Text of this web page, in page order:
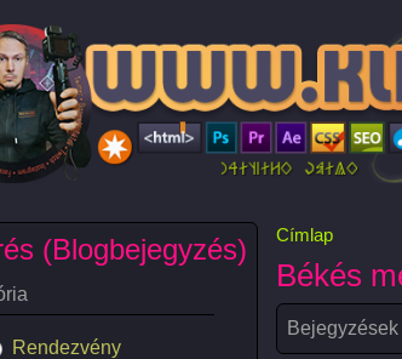
Címlap
Békés
Bejegyzések
(Blogbejegyzés)
Rendezvény